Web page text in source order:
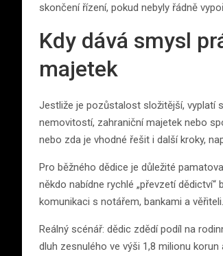
skončení řízení, pokud nebyly řádně
Kdy dává smysl
majetek
Jestliže je pozůstalost složitější, vyplatí
nemovitostí, zahraniční majetek nebo
nebo zda je vhodné řešit i další kroky,
Pro běžného dědice je důležité
někdo nabídne rychlé „převzetí
komunikaci s notářem, bankami a věřiteli.
Reálný scénář: dědic zdědí podíl na
dluh zesnulého ve výši 1,8 milionu